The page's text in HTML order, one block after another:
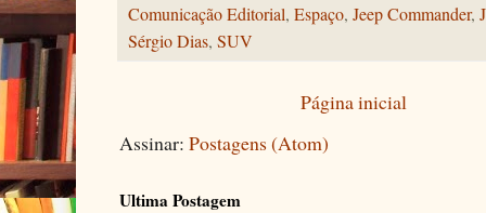
Comunicação Editorial, Espaço, Jeep Commander,
Sérgio Dias, SUV
Página inicial
Assinar: Postagens (Atom)
Ultima Postagem